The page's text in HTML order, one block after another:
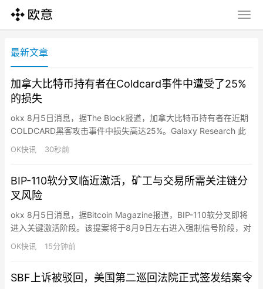
最新文章
加拿大比特币持有者在Coldcard事件中遭受了25%
的损失
okx 8月5日消息，据The Block报道，加拿大比特币持有者在近期
COLDCARD黑客攻击事件中损失高达25%。Galaxy Research 此
前表示，总损失已超过1亿美元，并且随着攻击的持续，损失可能
高达1.3亿美元。
OK快讯 30秒前
BIP-110软分叉临近激活，矿工与交易所需关注链分
叉风险
okx 8月5日消息，据Bitcoin Magazine报道，BIP-110软分叉即将
进入关键激活阶段。该提案将于8月9日左右进入强制信号阶段，对
应区块高度961,632，预计8月底在区块963,648锁定，并于9月初
在区块965,664激活新交易规则。BIP-110采用55%的信号阈值，
限…
OK快讯 15分钟前
SBF上诉被驳回，美国第二巡回法院正式签发结案令